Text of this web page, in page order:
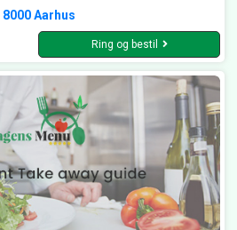
8000 Aarhus
Ring og bestil